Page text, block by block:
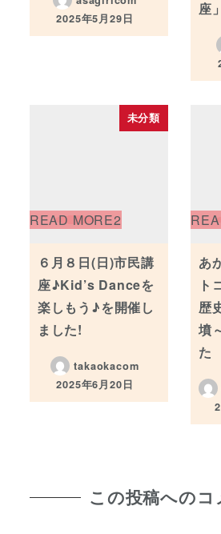
投稿日
2025年5月29日
座
未分類
６月８日(日)市民講
座♪Kid’s Danceを
楽しもう♪を開催し
ました!
takaokacom
投稿日
2025年6月20日
あ
ト
歴
墳
た
この投稿へのコ